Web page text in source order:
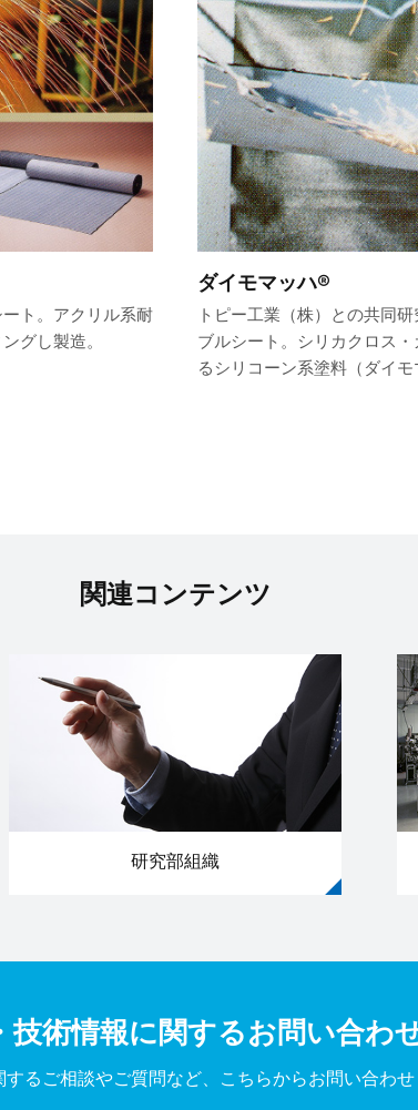
ト。アクリル系耐
グし製造。
ダイモマッハ®
トピー工業（株）との共同
ブルシート。シリカクロス
るシリコーン系塗料（ダイ
関連コンテンツ
研究部組織
技術情報に関するお問い合わ
るご相談やご質問など、 こちらからお問い合わせ